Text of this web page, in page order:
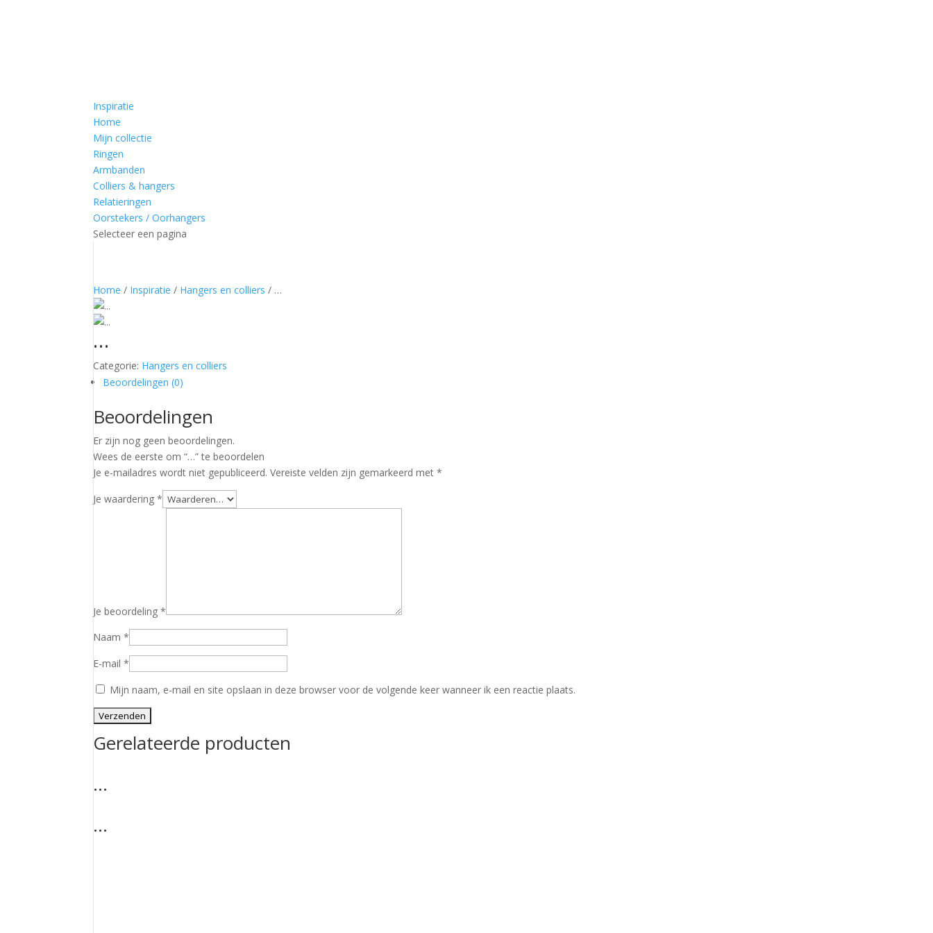
Inspiratie
Home
Mijn collectie
Ringen
Armbanden
Colliers & hangers
Relatieringen
Oorstekers / Oorhangers
Selecteer een pagina
Home / Inspiratie / Hangers en colliers / …
…
Categorie: Hangers en colliers
Beoordelingen (0)
Beoordelingen
Er zijn nog geen beoordelingen.
Wees de eerste om “…” te beoordelen
Je e-mailadres wordt niet gepubliceerd. Vereiste velden zijn gemarkeerd met*
Je waardering*
Je beoordeling*
Naam*
E-mail*
Mijn naam, e-mail en site opslaan in deze browser voor de volgende keer wanneer ik een reactie plaats.
Gerelateerde producten
…
…